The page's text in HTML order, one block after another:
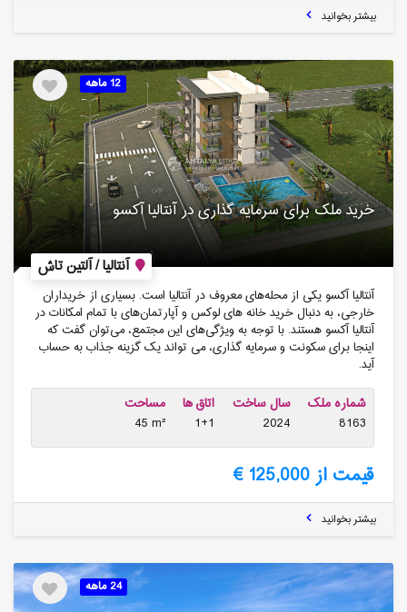
بیشتر بخوانید
12 ماهه
خرید ملک برای سرمایه گذاری در آنتالیا آکسو
آنتالیا / آلتین تاش
آنتالیا آکسو یکی از محله‌های معروف در آنتالیا است. بسیاری از خریداران
خارجی، به دنبال خرید خانه های لوکس و آپارتمان‌های با تمام امکانات در
آنتالیا آکسو هستند. با توجه به ویژگی‌های این مجتمع، می‌توان گفت که
اینجا برای سکونت و سرمایه گذاری، می تواند یک گزینه جذاب به حساب
آید.
شماره ملک
8163
سال ساخت
2024
اتاق ها
1+1
مساحت
45 m²
قیمت از 125,000 €
بیشتر بخوانید
24 ماهه